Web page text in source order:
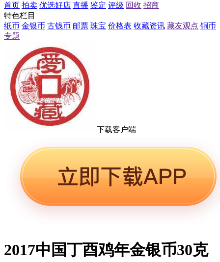
首页 拍卖 优选好店 直播 鉴定 评级 回收 招商
特色栏目
纸币 金银币 古钱币 邮票 珠宝 价格表 收藏资讯 藏友观点 铜币
专题
下载客户端
2017中国丁酉鸡年金银币30克